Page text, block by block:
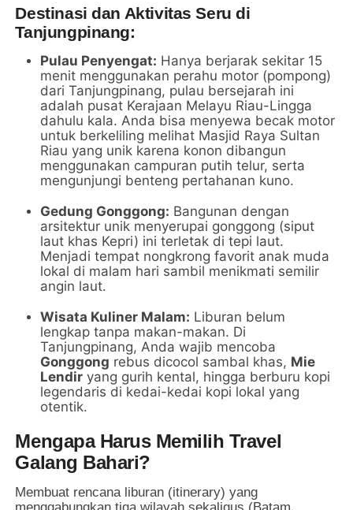
Destinasi dan Aktivitas Seru di
Tanjungpinang:
Pulau Penyengat: Hanya berjarak sekitar 15
menit menggunakan perahu motor (pompong)
dari Tanjungpinang, pulau bersejarah ini
adalah pusat Kerajaan Melayu Riau-Lingga
dahulu kala. Anda bisa menyewa becak motor
untuk berkeliling melihat Masjid Raya Sultan
Riau yang unik karena konon dibangun
menggunakan campuran putih telur, serta
mengunjungi benteng pertahanan kuno.
Gedung Gonggong: Bangunan dengan
arsitektur unik menyerupai gonggong (siput
laut khas Kepri) ini terletak di tepi laut.
Menjadi tempat nongkrong favorit anak muda
lokal di malam hari sambil menikmati semilir
angin laut.
Wisata Kuliner Malam: Liburan belum
lengkap tanpa makan-makan. Di
Tanjungpinang, Anda wajib mencoba
Gonggong rebus dicocol sambal khas, Mie
Lendir yang gurih kental, hingga berburu kopi
legendaris di kedai-kedai kopi lokal yang
otentik.
Mengapa Harus Memilih Travel
Galang Bahari?
Membuat rencana liburan (itinerary) yang
menggabungkan tiga wilayah sekaligus (Batam,